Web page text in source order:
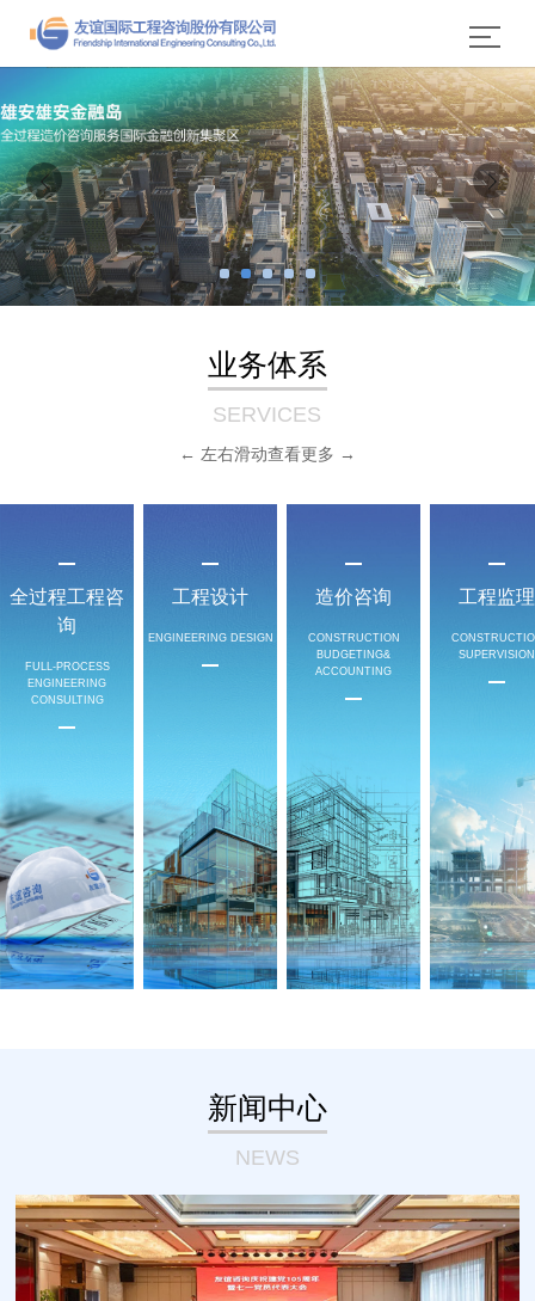
业务体系
SERVICES
← 左右滑动查看更多 →
全过程工程咨
询
FULL-PROCESS
ENGINEERING
CONSULTING
工程设计
ENGINEERING DESIGN
造价咨询
CONSTRUCTION
BUDGETING&
ACCOUNTING
工程监理
SUPERVISION
新闻中心
NEWS